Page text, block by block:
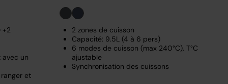
+2
avec un
et
2 zones de cuisson
Capacité: 9.5L (4 à 6 pers)
6 modes de cuisson (max 240°C), T°C
ajustable
Synchronisation des cuissons